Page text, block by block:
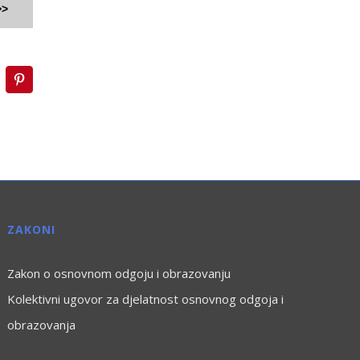
ZAKONI
Zakon o osnovnom odgoju i obrazovanju
Kolektivni ugovor za djelatnost osnovnog odgoja i
obrazovanja